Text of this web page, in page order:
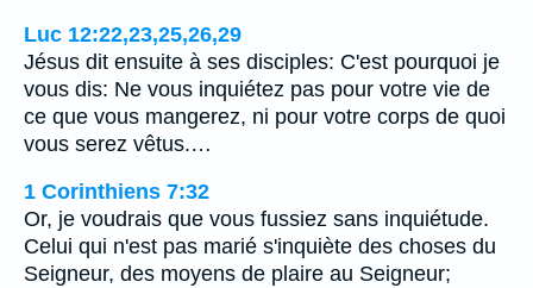
Luc 12:22,23,25,26,29
Jésus dit ensuite à ses disciples: C'est pourquoi je
vous dis: Ne vous inquiétez pas pour votre vie de
ce que vous mangerez, ni pour votre corps de quoi
vous serez vêtus.…
1 Corinthiens 7:32
Or, je voudrais que vous fussiez sans inquiétude.
Celui qui n'est pas marié s'inquiète des choses du
Seigneur, des moyens de plaire au Seigneur;